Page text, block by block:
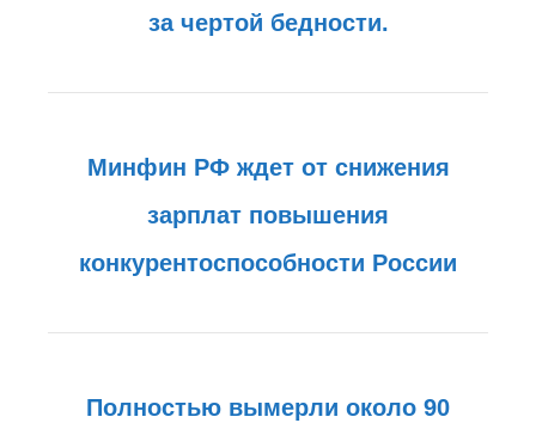
за чертой бедности.
Минфин РФ ждет от снижения
зарплат повышения
конкурентоспособности России
Полностью вымерли около 90